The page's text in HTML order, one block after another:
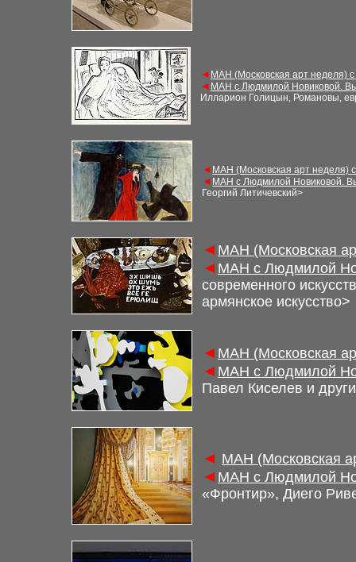
◄ МАН (Московская арт неделя)
◄ МАН с Людмилой Новиковой.
Илларион Голицын, Романовы,
◄ МАН (Московская арт неделя)
◄ МАН с Людмилой Новиковой.
Георгий Литичевский>
◄ МАН (Московская
◄ МАН с Людмилой
современного
армянское искусство>
◄ МАН (Московская
◄ МАН с Людмилой
Павел Киселев и
◄ МАН (Московская
◄ МАН с Людмилой
«Фронтир», Диего